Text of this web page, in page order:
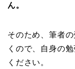
ん。
そのため、筆者
くので、自身の
ください。